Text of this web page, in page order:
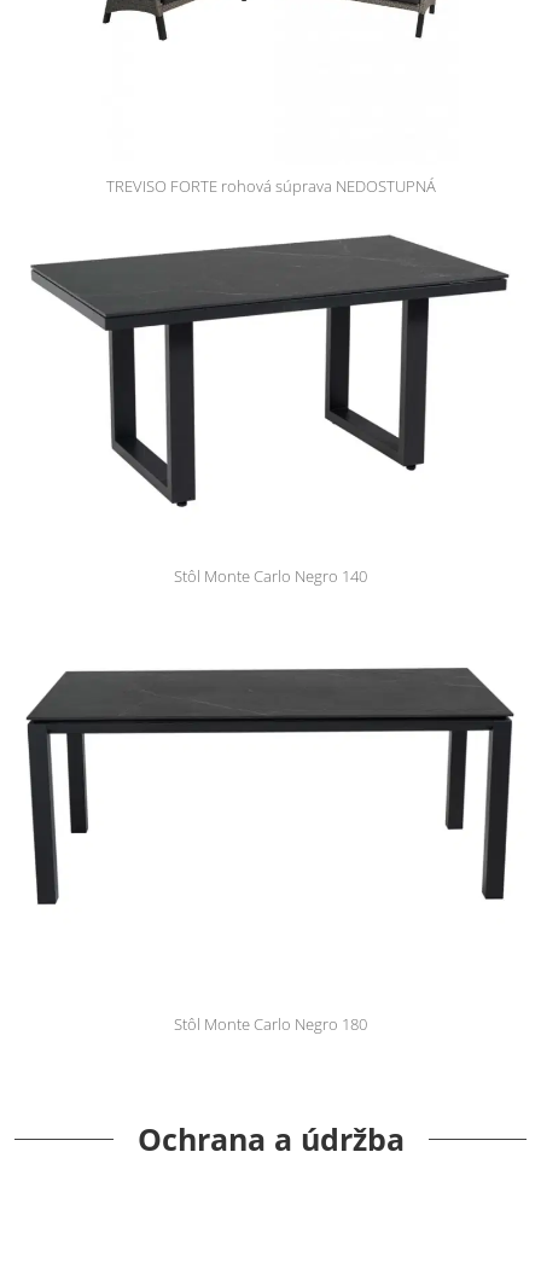
TREVISO FORTE rohová súprava NEDOSTUPNÁ
Stôl Monte Carlo Negro 140
Stôl Monte Carlo Negro 180
Ochrana a údržba